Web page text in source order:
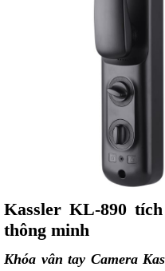
Kassler KL-890
thông minh
Khóa vân tay Camera